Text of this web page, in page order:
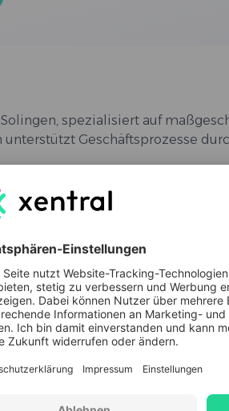
spezialisiert auf
Geschäftsprozesse
am Laufen zu halten, damit
Endgeräten, Servern und
Expertise
PHP
IT &